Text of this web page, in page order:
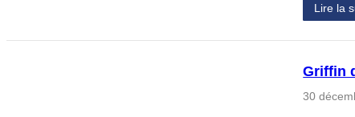
Lire la
Griffin
30